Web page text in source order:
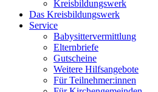
Kreisbildungswerk
Das Kreisbildungswerk
Service
Babysittervermittlung
Elternbriefe
Gutscheine
Weitere Hilfsangebote
Für Teilnehmer:innen